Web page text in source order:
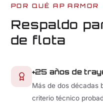
POR QUÉ AP ARMOR
Respaldo
de flota
+25 años de
Más de dos décadas
criterio técnico